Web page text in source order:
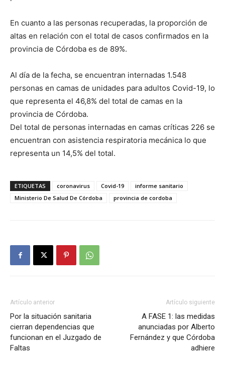
En cuanto a las personas recuperadas, la proporción de
altas en relación con el total de casos confirmados en la
provincia de Córdoba es de 89%.
Al día de la fecha, se encuentran internadas 1.548
personas en camas de unidades para adultos Covid-19, lo
que representa el 46,8% del total de camas en la
provincia de Córdoba.
Del total de personas internadas en camas críticas 226 se
encuentran con asistencia respiratoria mecánica lo que
representa un 14,5% del total.
ETIQUETAS coronavirus Covid-19
informe sanitario
Ministerio De Salud De Córdoba
provincia de cordoba
Artículo anterior
Por la situación sanitaria
cierran dependencias que
funcionan en el Juzgado de
Faltas
Artículo siguiente
A FASE 1: las medidas
anunciadas por Alberto
Fernández y que Córdoba
adhiere